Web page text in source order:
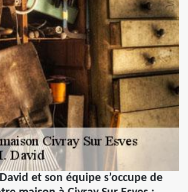
et son équipe s’occupe de